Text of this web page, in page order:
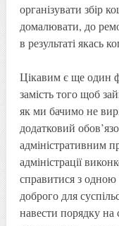
організувати збір
домалювати, до
в результаті якась
Цікавим є ще один
замість того щоб
як ми бачимо не
додатковий
адміністративним
адміністрації
справитися з
доброго для
навести порядку на